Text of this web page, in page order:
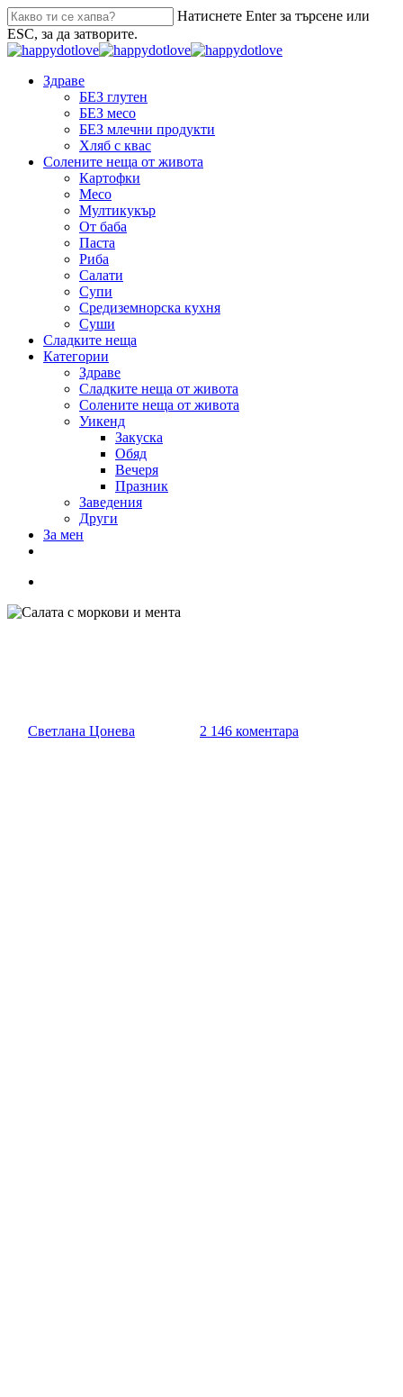
Натиснете Enter за търсене или
ESC, за да затворите.
Здраве
БЕЗ глутен
БЕЗ месо
БЕЗ млечни продукти
Хляб с квас
Солените неща от живота
Картофки
Месо
Мултикукър
От баба
Паста
Риба
Салати
Супи
Средиземнорска кухня
Суши
Сладките неща
Категории
Здраве
Сладките неща от живота
Солените неща от живота
Уикенд
Закуска
Обяд
Вечеря
Празник
Заведения
Други
За мен
Светлана Цонева 2 146 коментара